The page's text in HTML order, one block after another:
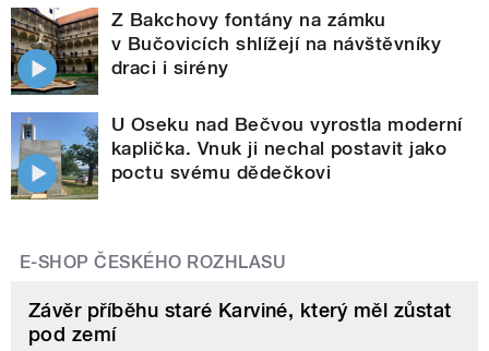
Z Bakchovy fontány na zámku
v Bučovicích shlížejí na návštěvníky
draci i sirény
U Oseku nad Bečvou vyrostla moderní
kaplička. Vnuk ji nechal postavit jako
poctu svému dědečkovi
E-SHOP ČESKÉHO ROZHLASU
Závěr příběhu staré Karviné, který měl zůstat
pod zemí